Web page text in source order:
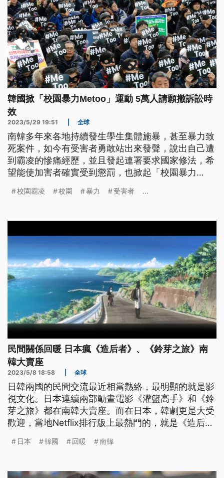
韓國掀「校園暴力Metoo」運動 5萬人請願撤訴訟時
效
2023/5/29 19:51 全球
南韓多年來各地持續發生學生集體施暴，甚至暴力致
死案件，如今有受害者勇敢站出來發聲，說出自己遭
到霸凌的慘痛經歷，並且發起連署要求國家修法，希
望能使加害者確實受到懲罰，也掀起「校園暴力
校園霸凌 校園 暴力 受害者 ...
民間關係回暖 日本瘋《造后者》、《鈴芽之旅》南
韓大賣座
2023/5/8 18:58 全球
日韓兩國的民間交流最近相當熱絡，最明顯的就是影
視文化。日本連續兩部動畫電影《灌籃高手》和《鈴
芽之旅》都在南韓大賣座。而在日本，韓劇更是大受
歡迎，當地Netflix排行版上最熱門的，就是《造后
日本 韓國 回暖 南韓